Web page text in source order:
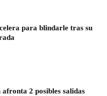
para blindarle tras su
afronta 2 posibles salidas